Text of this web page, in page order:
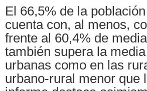
El 66,5% de la
cuenta con, al menos,
frente al 60,4% de
también supera la
urbanas como en las
urbano-rural menor que